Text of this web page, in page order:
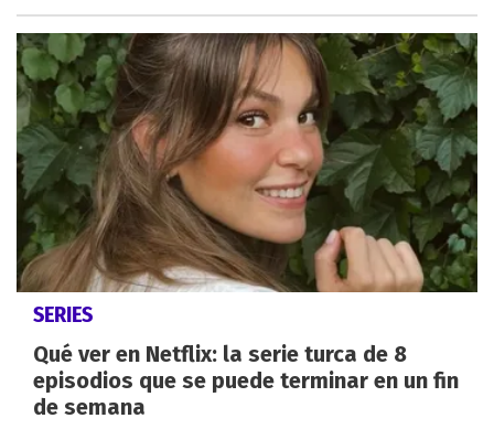
SERIES
Qué ver en Netflix: la serie turca de 8
episodios que se puede terminar en un fin
de semana